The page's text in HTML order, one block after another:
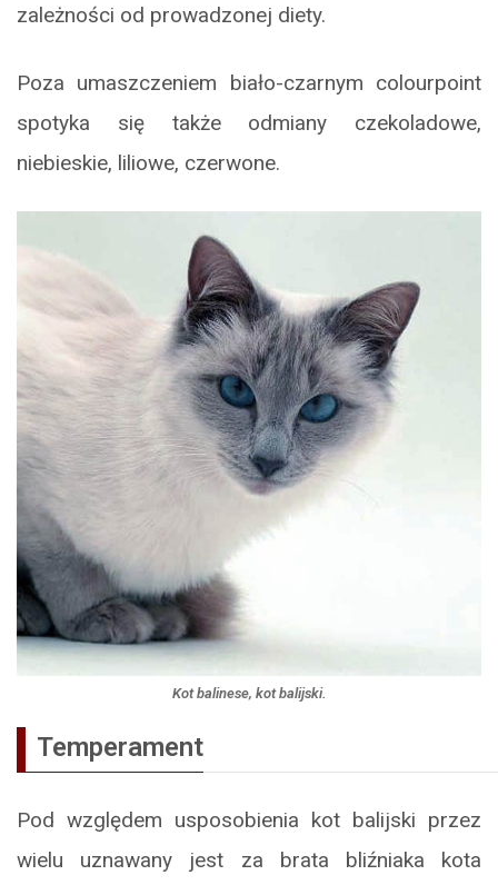
zależności od prowadzonej diety.
Poza umaszczeniem biało-czarnym colourpoint
spotyka się także odmiany czekoladowe,
niebieskie, liliowe, czerwone.
Kot balinese, kot balijski.
Temperament
Pod względem usposobienia kot balijski przez
wielu uznawany jest za brata bliźniaka kota